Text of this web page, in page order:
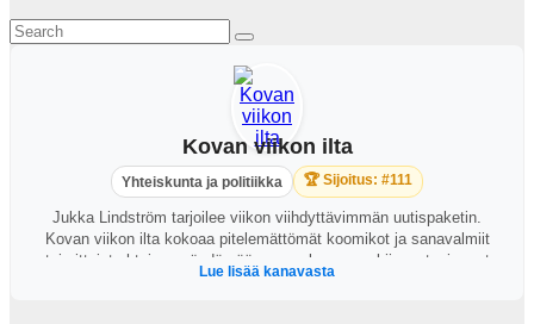
Kovan viikon ilta
Yhteiskunta ja politiikka 🏆 Sijoitus: #111
Jukka Lindström tarjoilee viikon viihdyttävimmän uutispaketin.
Kovan viikon ilta kokoaa pitelemättömät koomikot ja sanavalmiit
toimittajat yhteisen pöydän ääreen perkaamaan kiinnostavimmat
ajankohtaiset puheenaiheet. https://areena.yle.fi/1-64828919?
Lue lisää kanavasta